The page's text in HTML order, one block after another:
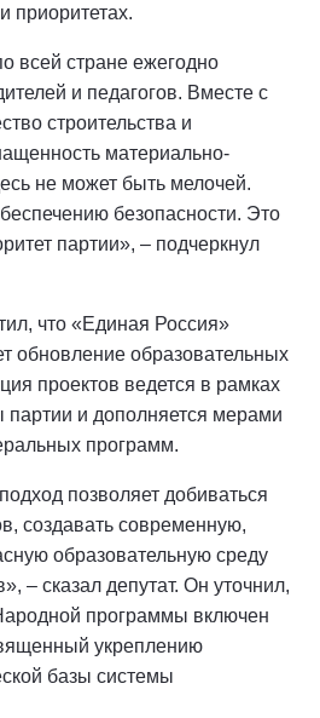
приоритетах.
всей стране ежегодно
и педагогов. Вместе с
строительства и
материально-
не может быть мелочей.
безопасности. Это
партии», – подчеркнул
что «Единая Россия»
обновление образовательных
проектов ведется в рамках
и дополняется мерами
программ.
позволяет добиваться
создавать современную,
образовательную среду
– сказал депутат. Он уточнил,
программы включен
укреплению
базы системы